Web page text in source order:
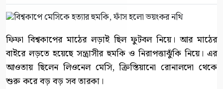
ফিফা বিশ্বকাপের মাঠের লড়াই ছিল ফুটবল নিয়ে। আর মাঠের
বাইরে লড়তে হয়েছে সন্ত্রাসীর হুমকি ও নিরাপত্তাঝুঁকি নিয়ে। এর
আওতায় ছিলেন লিওনেল মেসি, ক্রিস্তিয়ানো রোনালদো থেকে
শুরু করে বড় বড় সব তারকা।